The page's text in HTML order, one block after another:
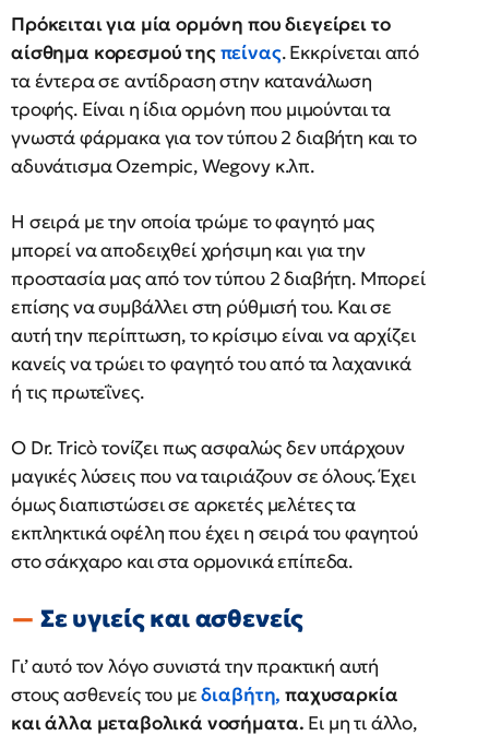
Πρόκειται για μία ορμόνη που διεγείρει το
αίσθημα κορεσμού τηςπείνας. Εκκρίνεται από
τα έντερα σε αντίδραση στην κατανάλωση
τροφής. Είναι η ίδια ορμόνη που μιμούνται τα
γνωστά φάρμακα για τον τύπου 2 διαβήτη και το
αδυνάτισμα Ozempic, Wegovy κ.λπ.
Η σειρά με την οποία τρώμε το φαγητό μας
μπορεί να αποδειχθεί χρήσιμη και για την
προστασία μας από τον τύπου 2 διαβήτη. Μπορεί
επίσης να συμβάλλει στη ρύθμισή του. Και σε
αυτή την περίπτωση, το κρίσιμο είναι να αρχίζει
κανείς να τρώει το φαγητό του από τα λαχανικά
ή τις πρωτεΐνες.
Ο Dr. Tricò τονίζει πως ασφαλώς δεν υπάρχουν
μαγικές λύσεις που να ταιριάζουν σε όλους. Έχει
όμως διαπιστώσει σε αρκετές μελέτες τα
εκπληκτικά οφέλη που έχει η σειρά του φαγητού
στο σάκχαρο και στα ορμονικά επίπεδα.
Σε υγιείς και ασθενείς
Γι’ αυτό τον λόγο συνιστά την πρακτική αυτή
στους ασθενείς του με διαβήτη,παχυσαρκία
και άλλα μεταβολικά νοσήματα. Ει μη τι άλλο,